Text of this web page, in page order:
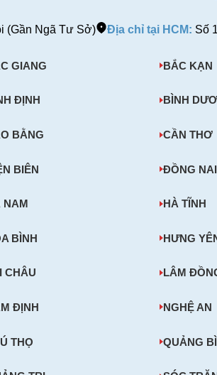
(Gần Ngã Tư Sở) Địa chỉ tại HCM: Số
GIANG BẮC KẠN
ĐỊNH BÌNH
BẰNG CẦN THƠ
BIÊN ĐỒNG NAI
NAM HÀ TĨNH
BÌNH HƯNG
CHÂU LÂM
ĐỊNH NGHỆ AN
THỌ QUẢNG